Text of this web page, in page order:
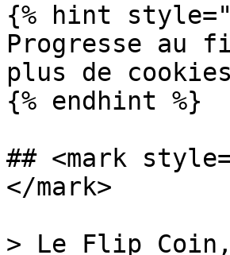
{% hint
Progresse au
plus de
{% endhint %}
## <mark
</mark>
> Le Flip